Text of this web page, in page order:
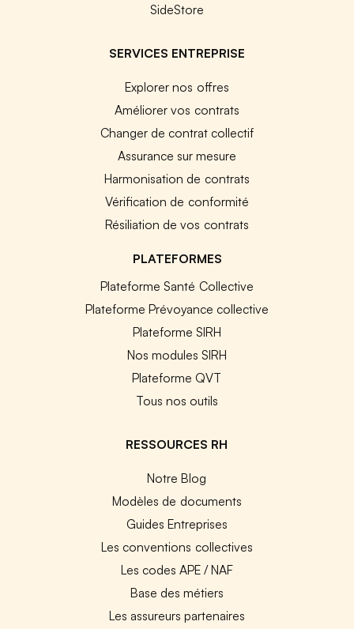
SideStore
SERVICES ENTREPRISE
Explorer nos offres
Améliorer vos contrats
Changer de contrat collectif
Assurance sur mesure
Harmonisation de contrats
Vérification de conformité
Résiliation de vos contrats
PLATEFORMES
Plateforme Santé Collective
Plateforme Prévoyance collective
Plateforme SIRH
Nos modules SIRH
Plateforme QVT
Tous nos outils
RESSOURCES RH
Notre Blog
Modèles de documents
Guides Entreprises
Les conventions collectives
Les codes APE / NAF
Base des métiers
Les assureurs partenaires